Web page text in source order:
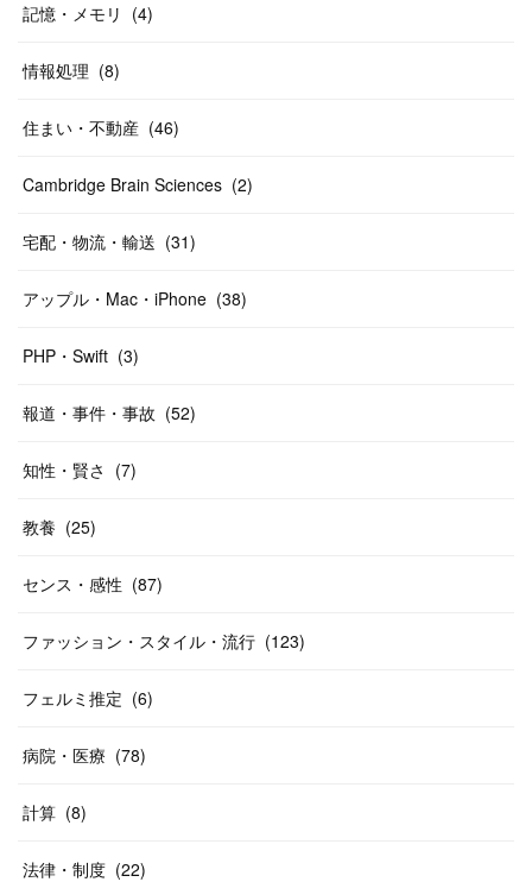
記憶・メモリ (4)
情報処理 (8)
住まい・不動産 (46)
Cambridge Brain Sciences (2)
宅配・物流・輸送 (31)
アップル・Mac・iPhone (38)
PHP・Swift (3)
報道・事件・事故 (52)
知性・賢さ (7)
教養 (25)
センス・感性 (87)
ファッション・スタイル・流行 (123)
フェルミ推定 (6)
病院・医療 (78)
計算 (8)
法律・制度 (22)